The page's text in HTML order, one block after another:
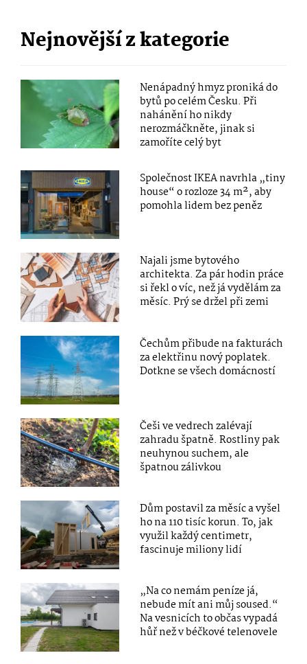
Nejnovější z kategorie
Nenápadný hmyz proniká do
bytů po celém Česku. Při
nahánění ho nikdy
nerozmáčkněte, jinak si
zamoříte celý byt
Společnost IKEA navrhla „tiny
house“ o rozloze 34 m², aby
pomohla lidem bez peněz
Najali jsme bytového
architekta. Za pár hodin práce
si řekl o víc, než já vydělám za
měsíc. Prý se držel při zemi
Čechům přibude na fakturách
za elektřinu nový poplatek.
Dotkne se všech domácností
Češi ve vedrech zalévají
zahradu špatně. Rostliny pak
neuhynou suchem, ale
špatnou zálivkou
Dům postavil za měsíc a vyšel
ho na 110 tisíc korun. To, jak
využil každý centimetr,
fascinuje miliony lidí
„Na co nemám peníze já,
nebude mít ani můj soused.“
Na vesnicích to občas vypadá
hůř než v béčkové telenovele